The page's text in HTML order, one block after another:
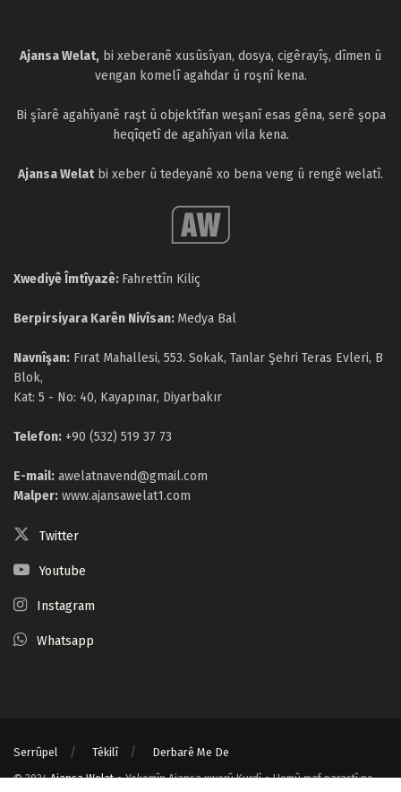
Ajansa Welat, bi xeberanê xusûsîyan, dosya, cigêrayîş, dîmen û
vengan komelî agahdar û roşnî kena.
Bi şîarê agahîyanê raşt û objektîfan weşanî esas gêna, serê şopa
heqîqetî de agahîyan vila kena.
Ajansa Welatbi xeber û tedeyanê xo bena veng û rengê welatî.
Xwediyê Îmtîyazê: Fahrettîn Kiliç
Berpirsiyara Karên Nivîsan: Medya Bal
Navnîşan: Fırat Mahallesi, 553. Sokak, Tanlar Şehri Teras Evleri, B
Blok,
Kat: 5 - No: 40, Kayapınar, Diyarbakır
Telefon: +90 (532) 519 37 73
E-mail: awelatnavend@gmail.com
Malper: www.ajansawelat1.com
Twitter
Youtube
Instagram
Whatsapp
Serrûpel Têkilî Derbarê Me De
© 2024Ajansa Welat● Yekemîn Ajansa xwerû Kurdî ● Hemû maf parastî ne